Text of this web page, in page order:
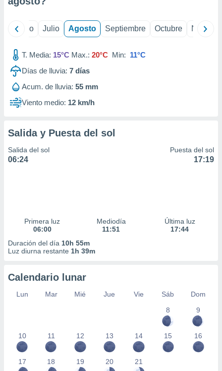
mediante
publicidad
publicidad
1199
Junio Julio Agosto Septiembre Octubre
T. Media: 15°C Max.: 20°C Min: 11°C
Días de lluvia: 7 días
Acum. de lluvia: 55 mm
Viento medio: 12 km/h
Salida y Puesta del sol
Salida del sol
06:24
Puesta del sol
17:19
Primera luz
06:00
Mediodía
11:51
Última luz
17:44
Duración del día 10h 55m
Luz diurna restante 1h 39m
Calendario lunar
Lun Mar Mié Jue Vie Sáb
Dom
8
9
10 11 12 13 14 15 16
17 18 19 20 21